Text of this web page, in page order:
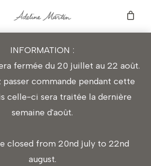
INFORMATION :
fermée du 20 juillet au 22 août.
passer commande pendant cette
celle-ci sera traitée la dernière
semaine d'août.
closed from 20nd july to 22nd
august.
TO REPAIR YOUR EMPATHY
et digital